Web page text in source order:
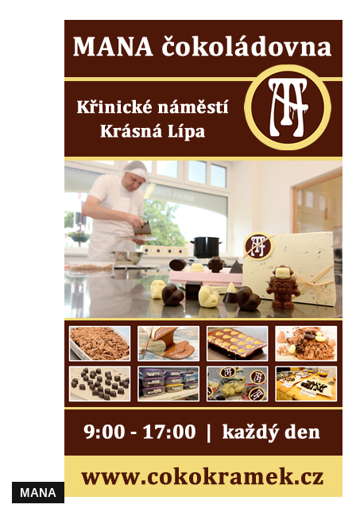
Dům čp. 79 v Mlýnské ulici ve Sloupu v
Čechách
Dům čp. 134 v Mlýnské ulici ve Sloupu v
Čechách
Dům čp. 102 v Potoční ulici ve Sloupu v
Čechách
Dům čp. 109 v ulici Ke Hradu ve Sloupu v
Čechách
Dům čp. 181 v Mikovcově ulici ve Sloupu v
Čechách
Dům čp. 167 v ulici Pod Hradem ve Sloupu
v Čechách
Dům čp. 149 v Alšově ulici v Novém Boru
Dům čp. 172 v Palackého ulici v Novém
Dům čp. 170 na Palackého náměstí v
Dům čp. 183 na Palackého náměstí v
MANA